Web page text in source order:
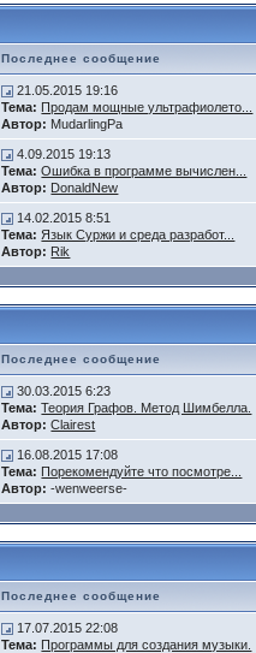
Последнее сообщение
21.05.2015 19:16
Тема: Продам мощные ультрафиолето...
Автор: MudarlingPa
4.09.2015 19:13
Тема: Ошибка в программе вычислен...
Автор: DonaldNew
14.02.2015 8:51
Тема: Язык Суржи и среда разработ...
Автор: Rik
Последнее сообщение
30.03.2015 6:23
Тема: Теория Графов. Метод Шимбелла.
Автор: Clairest
16.08.2015 17:08
Тема: Порекомендуйте что посмотре...
Автор: -wenweerse-
Последнее сообщение
17.07.2015 22:08
Тема: Программы для создания музыки.